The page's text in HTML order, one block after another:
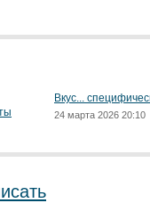
Вкус...
24 марта 2026 20:10